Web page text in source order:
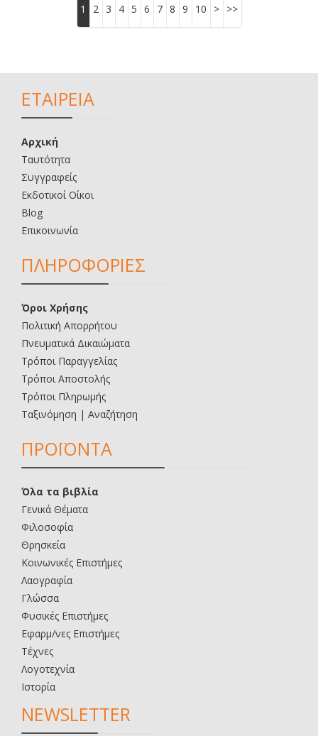
1 2 3 4 5 6 7 8 9 10 > >>
ΕΤΑΙΡΕΙΑ
Αρχική
Ταυτότητα
Συγγραφείς
Εκδοτικοί Οίκοι
Blog
Επικοινωνία
ΠΛΗΡΟΦΟΡΙΕΣ
Όροι Χρήσης
Πολιτική Απορρήτου
Πνευματικά Δικαιώματα
Τρόποι Παραγγελίας
Τρόποι Αποστολής
Τρόποι Πληρωμής
Ταξινόμηση | Αναζήτηση
ΠΡΟΪΟΝΤΑ
Όλα τα βιβλία
Γενικά Θέματα
Φιλοσοφία
Θρησκεία
Κοινωνικές Επιστήμες
Λαογραφία
Γλώσσα
Φυσικές Επιστήμες
Εφαρμ/νες Επιστήμες
Τέχνες
Λογοτεχνία
Ιστορία
NEWSLETTER